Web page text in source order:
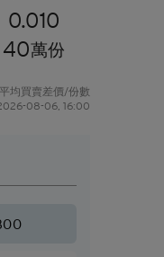
0.010
40萬份
均買賣差價/份數
08-06, 16:00